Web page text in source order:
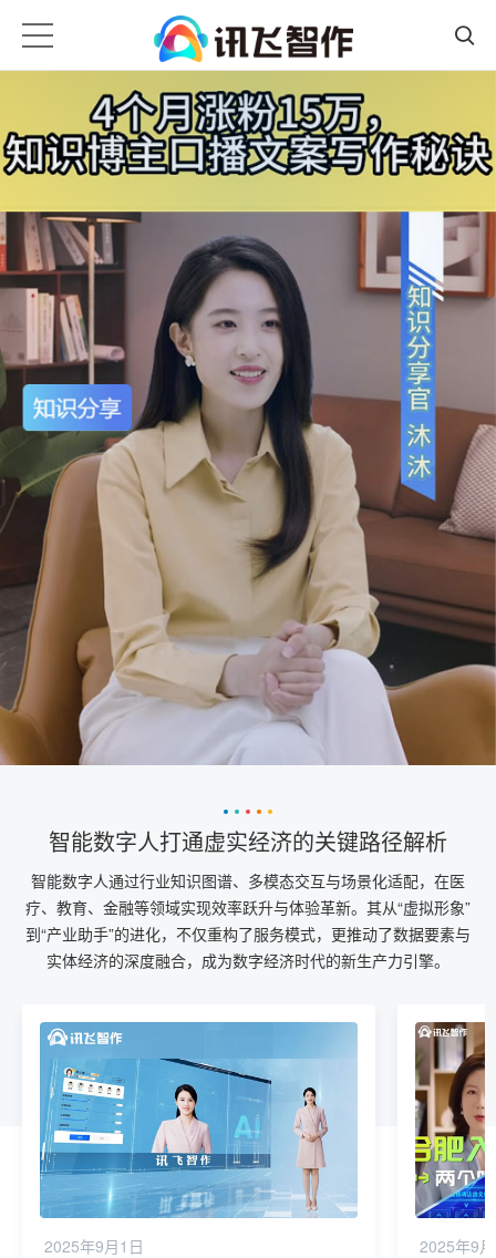
智能数字人打通虚实经济的关键路径解析
智能数字人通过行业知识图谱、多模态交互与场景化适配，在医
疗、教育、金融等领域实现效率跃升与体验革新。其从“虚拟形象”
到“产业助手”的进化，不仅重构了服务模式，更推动了数据要素与
实体经济的深度融合，成为数字经济时代的新生产力引擎。
2025年9月1日 2025年9